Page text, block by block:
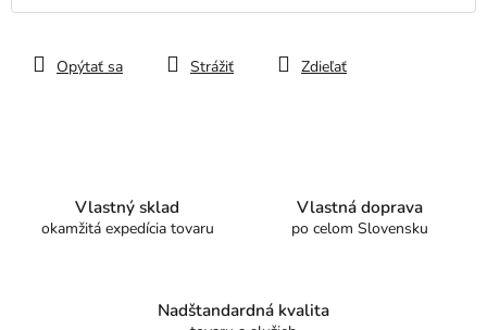
Opýtať sa Strážiť Zdieľať
Vlastný sklad
okamžitá expedícia tovaru
Vlastná doprava
po celom Slovensku
Nadštandardná kvalita